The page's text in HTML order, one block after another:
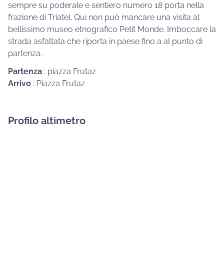
sempre su poderale e sentiero numero 18 porta nella
frazione di Triatel. Qui non può mancare una visita al
bellissimo museo etnografico Petit Monde. Imboccare la
strada asfaltata che riporta in paese fino a al punto di
partenza.
Partenza : piazza Frutaz
Arrivo : Piazza Frutaz
Profilo altimetro